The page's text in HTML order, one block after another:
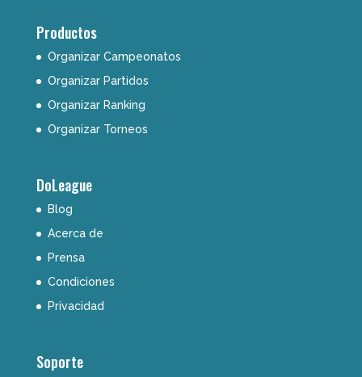
Productos
Organizar Campeonatos
Organizar Partidos
Organizar Ranking
Organizar Torneos
DoLeague
Blog
Acerca de
Prensa
Condiciones
Privacidad
Soporte